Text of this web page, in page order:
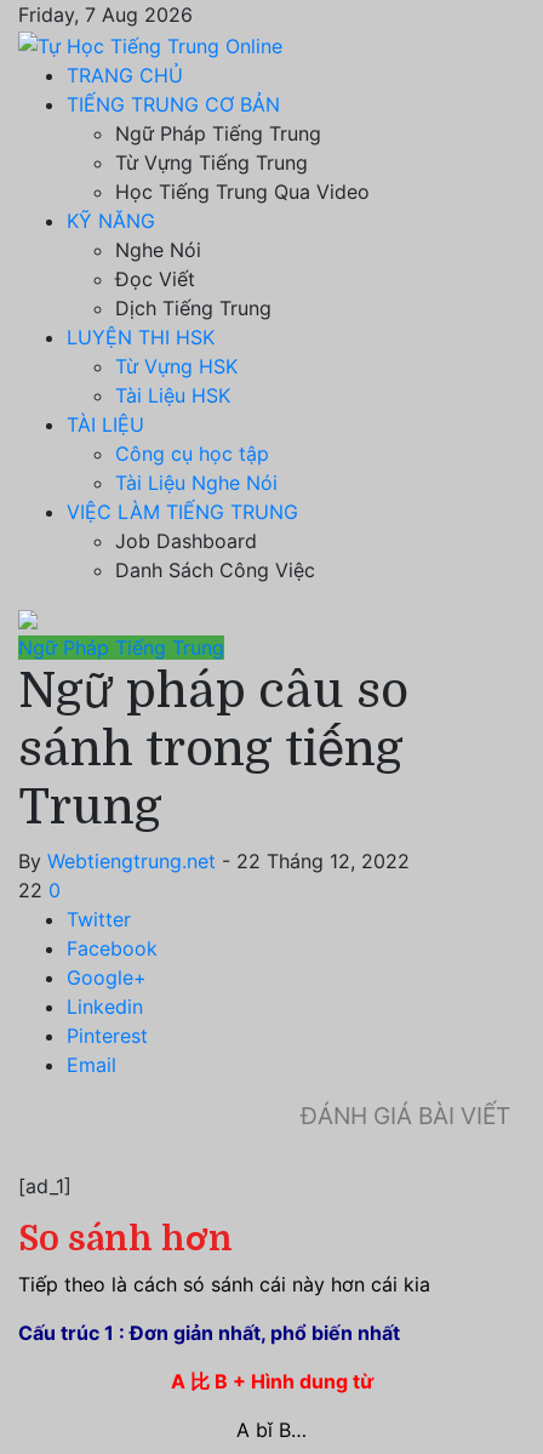
Friday, 7 Aug 2026
TRANG CHỦ
TIẾNG TRUNG CƠ BẢN
Ngữ Pháp Tiếng Trung
Từ Vựng Tiếng Trung
Học Tiếng Trung Qua Video
KỸ NĂNG
Nghe Nói
Đọc Viết
Dịch Tiếng Trung
LUYỆN THI HSK
Từ Vựng HSK
Tài Liệu HSK
TÀI LIỆU
Công cụ học tập
Tài Liệu Nghe Nói
VIỆC LÀM TIẾNG TRUNG
Job Dashboard
Danh Sách Công Việc
Ngữ Pháp Tiếng Trung
Ngữ pháp câu so
sánh trong tiếng
Trung
By Webtiengtrung.net - 22 Tháng 12, 2022
22 0
Twitter
Facebook
Google+
Linkedin
Pinterest
Email
ĐÁNH GIÁ BÀI VIẾT
[ad_1]
So sánh hơn
Tiếp theo là cách só sánh cái này hơn cái kia
Cấu trúc 1 : Đơn giản nhất, phổ biến nhất
A 比 B + Hình dung từ
A bǐ B…